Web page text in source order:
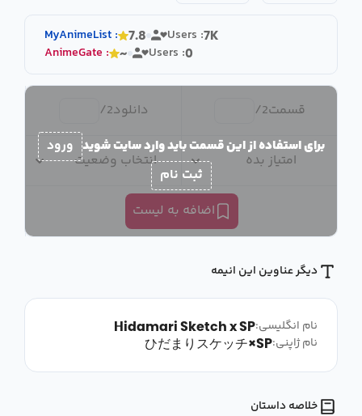
MyAnimeList : 7.8 Users :7K
AnimeGate : ~ Users :0
قسمت2
/ دانلود2
/
امتیاز بده انتخاب وضعیت
اضافه به لیست
برای استفاده از این قسمت باید وارد سایت شوید ورود
ثبت نام
دیگر عناوین این انیمه
نام انگلیسی:Hidamari Sketch x SP
نام ژاپنی:ひだまりスケッチ×SP
خلاصه داستان